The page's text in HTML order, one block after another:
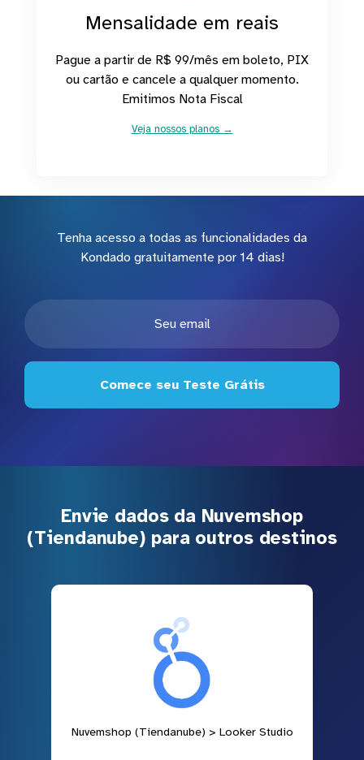
Mensalidade em reais
Pague a partir de R$ 99/mês em boleto, PIX
ou cartão e cancele a qualquer momento.
Emitimos Nota Fiscal
Veja nossos planos →
Tenha acesso a todas as funcionalidades da
Kondado gratuitamente por 14 dias!
Comece seu Teste Grátis
Envie dados da Nuvemshop
(Tiendanube) para outros destinos
Nuvemshop (Tiendanube) > Looker Studio